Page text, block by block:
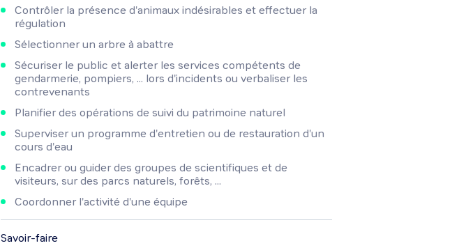
Contrôler la présence d'animaux indésirables et effectuer la
régulation
Sélectionner un arbre à abattre
Sécuriser le public et alerter les services compétents de
gendarmerie, pompiers, ... lors d'incidents ou verbaliser les
contrevenants
Planifier des opérations de suivi du patrimoine naturel
Superviser un programme d'entretien ou de restauration d'un
cours d'eau
Encadrer ou guider des groupes de scientifiques et de
visiteurs, sur des parcs naturels, forêts, ...
Coordonner l'activité d'une équipe
Savoir-faire